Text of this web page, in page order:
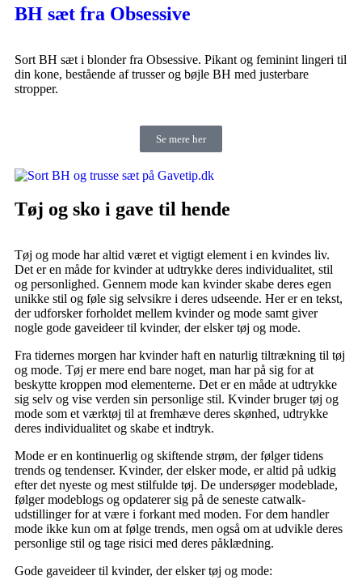
BH sæt fra Obsessive
Sort BH sæt i blonder fra Obsessive. Pikant og feminint lingeri til
din kone, bestående af trusser og bøjle BH med justerbare
stropper.
Se mere her
Tøj og sko i gave til hende
Tøj og mode har altid været et vigtigt element i en kvindes liv.
Det er en måde for kvinder at udtrykke deres individualitet, stil
og personlighed. Gennem mode kan kvinder skabe deres egen
unikke stil og føle sig selvsikre i deres udseende. Her er en tekst,
der udforsker forholdet mellem kvinder og mode samt giver
nogle gode gaveideer til kvinder, der elsker tøj og mode.
Fra tidernes morgen har kvinder haft en naturlig tiltrækning til tøj
og mode. Tøj er mere end bare noget, man har på sig for at
beskytte kroppen mod elementerne. Det er en måde at udtrykke
sig selv og vise verden sin personlige stil. Kvinder bruger tøj og
mode som et værktøj til at fremhæve deres skønhed, udtrykke
deres individualitet og skabe et indtryk.
Mode er en kontinuerlig og skiftende strøm, der følger tidens
trends og tendenser. Kvinder, der elsker mode, er altid på udkig
efter det nyeste og mest stilfulde tøj. De undersøger modeblade,
følger modeblogs og opdaterer sig på de seneste catwalk-
udstillinger for at være i forkant med moden. For dem handler
mode ikke kun om at følge trends, men også om at udvikle deres
personlige stil og tage risici med deres påklædning.
Gode gaveideer til kvinder, der elsker tøj og mode: